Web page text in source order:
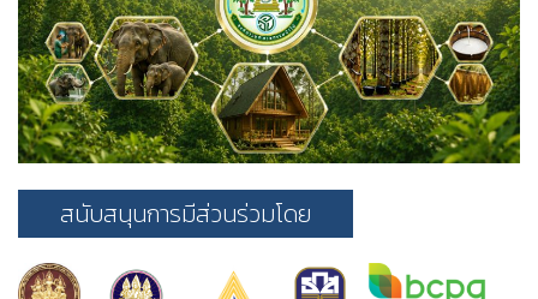
สนับสนุนการมีส่วนร่วมโดย